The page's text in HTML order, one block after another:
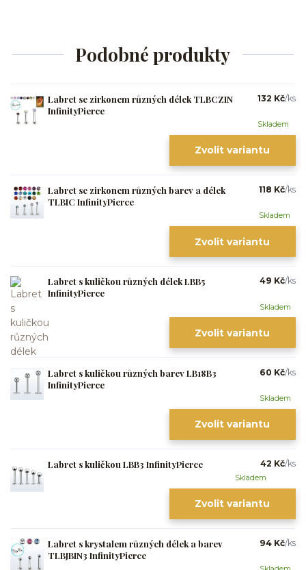
Podobné produkty
Labret se zirkonem různých délek TLBCZIN
InfinityPierce
132 Kč/ks
Skladem
Zvolit variantu
Labret se zirkonem různých barev a délek
TLBIC InfinityPierce
118 Kč/ks
Skladem
Zvolit variantu
Labret s kuličkou různých délek LBB5
InfinityPierce
49 Kč/ks
Skladem
Zvolit variantu
Labret s kuličkou různých barev LB18B3
InfinityPierce
60 Kč/ks
Skladem
Zvolit variantu
Labret s kuličkou LBB3 InfinityPierce 42 Kč/ks
Skladem
Zvolit variantu
Labret s krystalem různých délek a barev
TLBJBIN3 InfinityPierce
94 Kč/ks